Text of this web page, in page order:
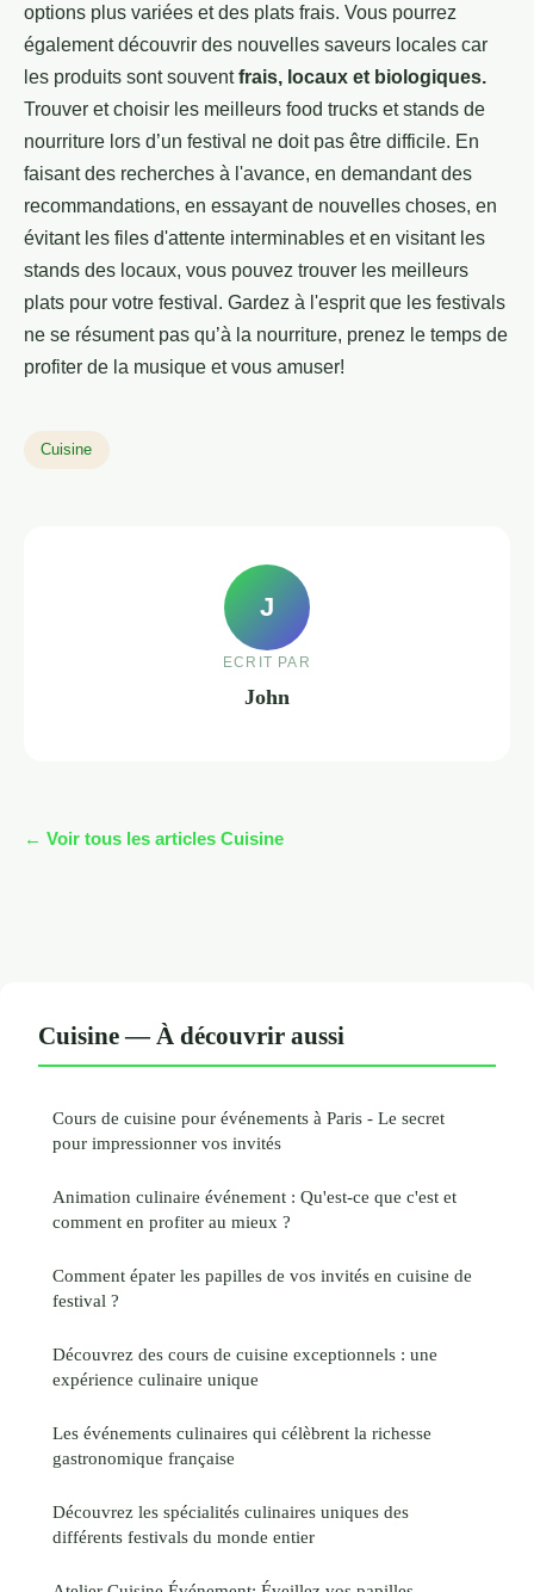
options plus variées et des plats frais. Vous pourrez
également découvrir des nouvelles saveurs locales car
les produits sont souventfrais, locaux et biologiques.
Trouver et choisir les meilleurs food trucks et stands de
nourriture lors d’un festival ne doit pas être difficile. En
faisant des recherches à l'avance, en demandant des
recommandations, en essayant de nouvelles choses, en
évitant les files d'attente interminables et en visitant les
stands des locaux, vous pouvez trouver les meilleurs
plats pour votre festival. Gardez à l'esprit que les festivals
ne se résument pas qu’à la nourriture, prenez le temps de
profiter de la musique et vous amuser!
Cuisine
J
ECRIT PAR
John
← Voir tous les articles Cuisine
Cuisine — À découvrir aussi
Cours de cuisine pour événements à Paris - Le secret
pour impressionner vos invités
Animation culinaire événement : Qu'est-ce que c'est et
comment en profiter au mieux ?
Comment épater les papilles de vos invités en cuisine de
festival ?
Découvrez des cours de cuisine exceptionnels : une
expérience culinaire unique
Les événements culinaires qui célèbrent la richesse
gastronomique française
Découvrez les spécialités culinaires uniques des
différents festivals du monde entier